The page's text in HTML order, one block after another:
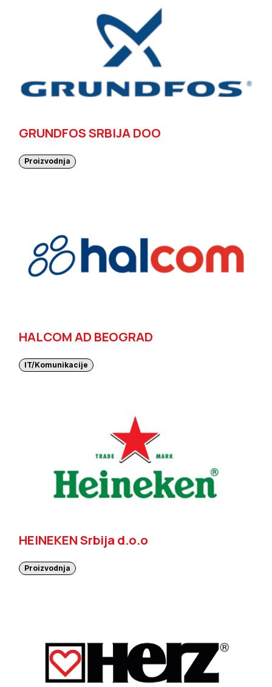
GRUNDFOS SRBIJA DOO
Proizvodnja
HALCOM AD BEOGRAD
IT/Komunikacije
HEINEKEN Srbija d.o.o
Proizvodnja